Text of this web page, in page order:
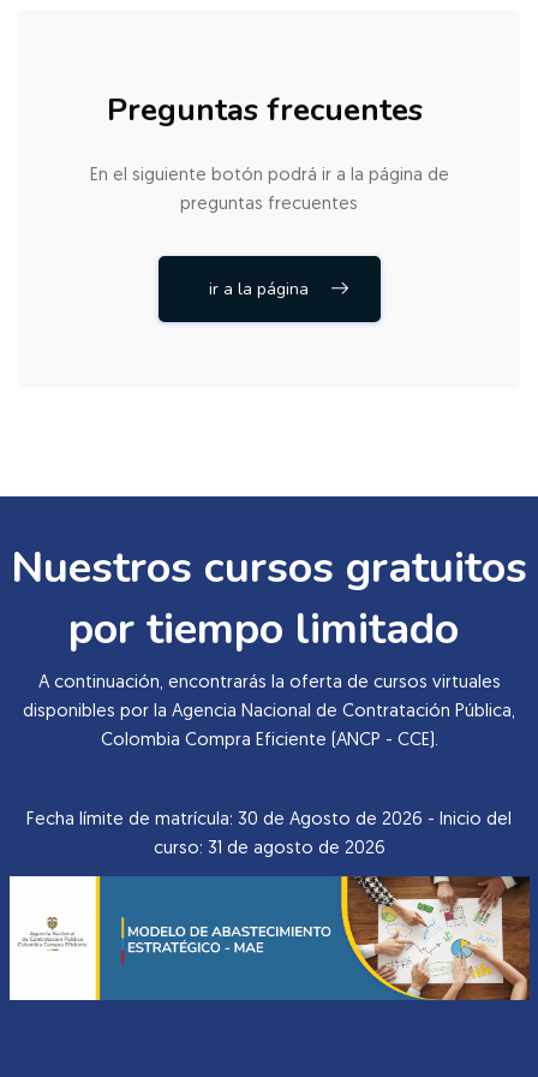
Preguntas frecuentes
En el siguiente botón podrá ir a la página de
preguntas frecuentes
ir a la página
Nuestros cursos gratuitos
por tiempo limitado
A continuación, encontrarás la oferta de cursos virtuales
disponibles por la Agencia Nacional de Contratación Pública,
Colombia Compra Eficiente (ANCP - CCE).
Fecha límite de matrícula: 30 de Agosto de 2026 - Inicio del
curso: 31 de agosto de 2026